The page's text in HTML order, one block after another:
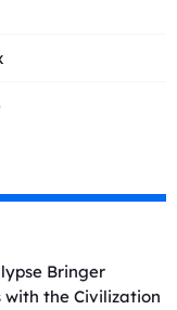
Bringer
with the Civilization